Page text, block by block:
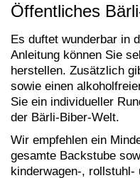
Öffentliches
Es duftet wunderbar in
Anleitung können Sie
herstellen. Zusätzlich
sowie einen
Sie ein individueller
der Bärli-Biber-Welt.
Wir empfehlen ein
gesamte Backstube
kinderwagen-, rollstuhl-